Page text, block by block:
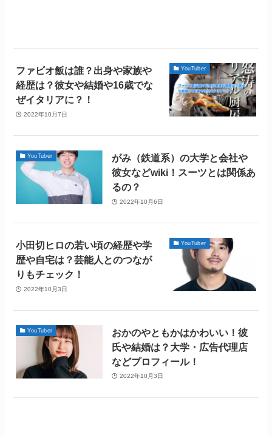
YouTuber
ファビオ飯は誰？出身や家族や
経歴は？彼女や結婚や16歳でな
ぜイタリアに？！
2022年10月7日
YouTuber
がみ（鉄道系）の大学と会社や
彼女などwiki！スーツとは関係あ
るの？
2022年10月6日
YouTuber
小田切ヒロの若い頃の経歴や学
歴や自宅は？芸能人とのつなが
りもチェック！
2022年10月3日
YouTuber
おかのやともかはかわいい！彼
氏や結婚は？大学・広告代理店
などプロフィール！
2022年10月3日